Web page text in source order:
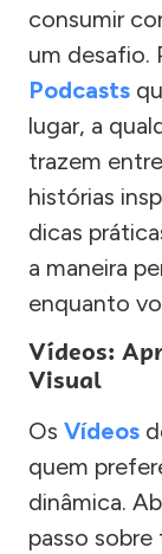
consumir
um desafio.
Podcasts
lugar, a
trazem
histórias
dicas
a maneira
enquanto
Vídeos:
Visual
Os Vídeos
quem
dinâmica.
passo